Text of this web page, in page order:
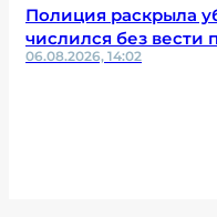
Полиция раскрыла
числился без вести
06.08.2026, 14:02